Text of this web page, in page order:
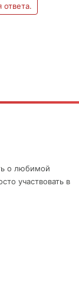
ответа.
о любимой
участвовать в